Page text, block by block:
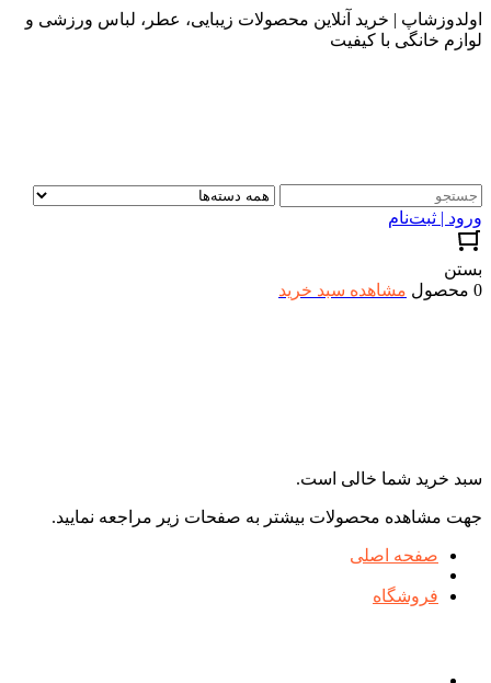
اولدوزشاپ | خرید آنلاین محصولات زیبایی، عطر، لباس ورزشی و
لوازم خانگی با کیفیت
ورود | ثبت‌نام
بستن
0 محصول
مشاهده سبد خرید
سبد خرید شما خالی است.
جهت مشاهده محصولات بیشتر به صفحات زیر مراجعه نمایید.
صفحه اصلی
فروشگاه